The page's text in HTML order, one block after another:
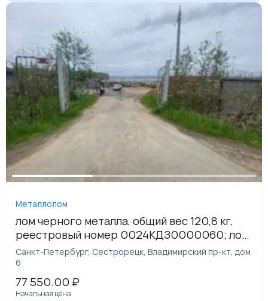
Металлолом
лом черного металла, общий вес 120,8 кг,
реестровый номер 0024КДЗ0000060; лом
черного металла, общий вес 6945,3 кг,
реестровый номер 0024КДЗ0000061
Санкт-Петербург, Сестрорецк, Владимирский пр-кт, дом
6
77 550.00 ₽
Начальная цена